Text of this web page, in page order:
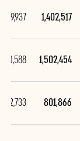
1,402,517
-99,937
1,502,454
700,588
801,866